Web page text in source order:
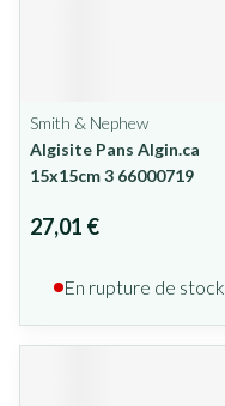
Smith & Nephew
Algisite Pans Algin.ca
15x15cm 3 66000719
27,01 €
En rupture de stock